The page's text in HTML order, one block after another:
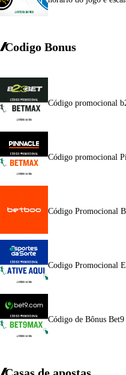
Codigo Bonus
Código promocional
Código promocional
Código Promocional
Codigo Promocional
Código de Bônus